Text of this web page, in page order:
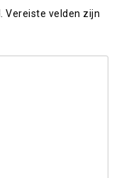
Vereiste velden zijn